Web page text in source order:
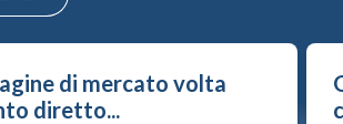
di mercato volta
diretto...